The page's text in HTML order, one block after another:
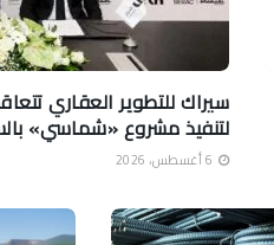
سيراك للتطوير العقاري
لتنفيذ مشروع «شماسي»